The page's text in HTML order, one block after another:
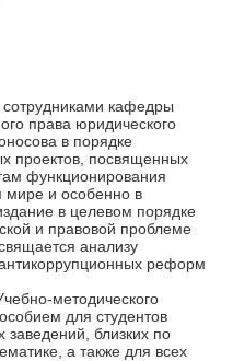
кафедры
права юридического
в порядке
проектов, посвященных
функционирования
мире и особенно в
в целевом порядке
и правовой проблеме
анализу
реформ
методического
для студентов
заведений, близких по
а также для всех